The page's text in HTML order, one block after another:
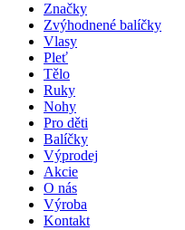
Značky
Zvýhodnené balíčky
Vlasy
Pleť
Tělo
Ruky
Nohy
Pro děti
Balíčky
Výprodej
Akcie
O nás
Výroba
Kontakt